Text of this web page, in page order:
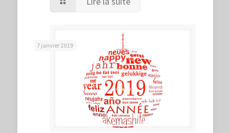
7 janvier 2019